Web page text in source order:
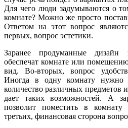
Для чего люди задумываются о
комнате? Можно же просто
Ответом на этот вопрос
первых, вопрос эстетики.
Заранее продуманные дизайн
обеспечат комнате или
вид. Во-вторых, вопрос
Иногда в одну комнату нужно
количество различных предметов
дает таких возможностей. А
позволит поместить в
третьих, финансовая сторона